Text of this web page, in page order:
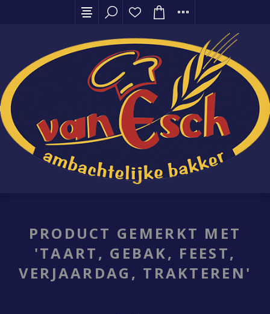
PRODUCT GEMERKT MET
'TAART, GEBAK, FEEST,
VERJAARDAG, TRAKTEREN'